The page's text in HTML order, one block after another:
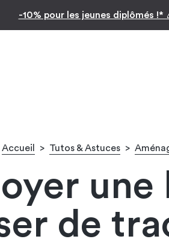
-10% pour les jeunes diplômés !*
Accueil > Tutos & Astuces >
une
de